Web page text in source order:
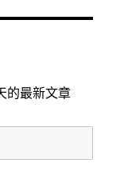
的最新文章